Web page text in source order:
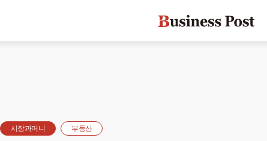
시장과머니 부동산